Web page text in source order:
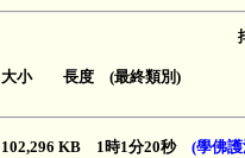
大小 長度 (最終類別)
102,296 KB 1時1分20秒 (學佛